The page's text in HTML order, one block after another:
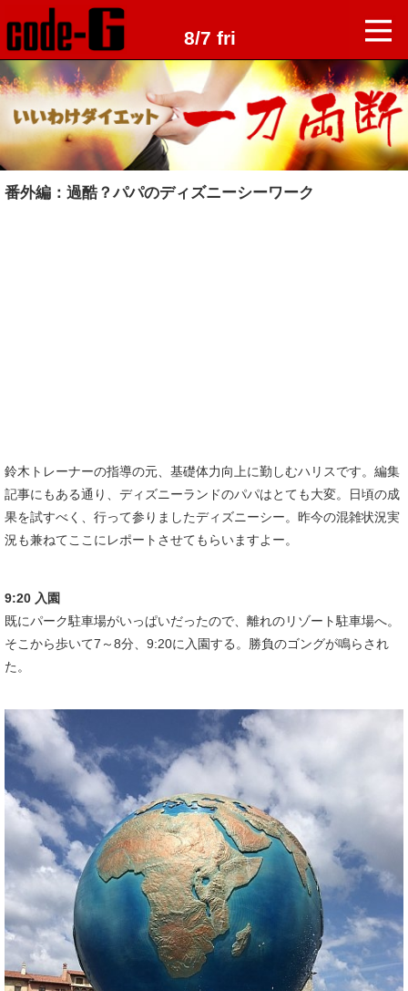
8/7 fri
番外編：過酷？パパのディズニーシーワーク
鈴木トレーナーの指導の元、基礎体力向上に勤しむハリスです。編集
記事にもある通り、ディズニーランドのパパはとても大変。日頃の成
果を試すべく、行って参りましたディズニーシー。昨今の混雑状況実
況も兼ねてここにレポートさせてもらいますよー。
9:20 入園
既にパーク駐車場がいっぱいだったので、離れのリゾート駐車場へ。
そこから歩いて7～8分、9:20に入園する。勝負のゴングが鳴らされ
た。